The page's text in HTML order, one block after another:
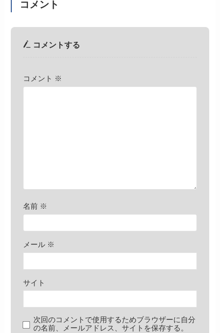
コメント
コメントする
コメント ※
名前 ※
メール ※
サイト
次回のコメントで使用するためブラウザーに自分
の名前、メールアドレス、サイトを保存する。